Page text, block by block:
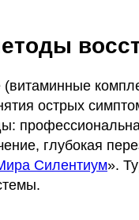
острых
глубокая
Силентиум».